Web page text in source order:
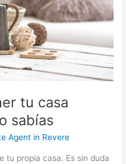
tu casa
sabías
Agent in Revere
tu propia casa. Es sin duda